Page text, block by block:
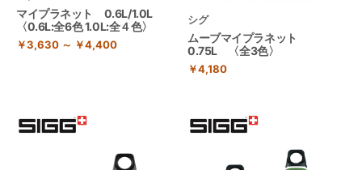
マイプラネット 0.6L/1.0L
〈0.6L:全6色 1.0L:全４色〉
￥3,630 ～ ￥4,400
シグ
ムーブマイプラネット
0.75L 〈全3色〉
￥4,180